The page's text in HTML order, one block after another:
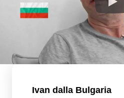
Ivan dalla Bulgaria